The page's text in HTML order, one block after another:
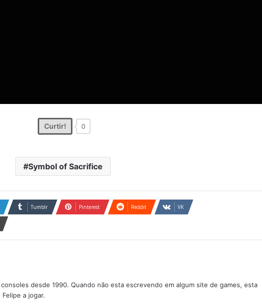
Curtir! 0
Symbol of Sacrifice
Tumblr Pinterest Reddit VK
desde 1990. Quando não esta escrevendo em algum site de games, esta
a jogar.